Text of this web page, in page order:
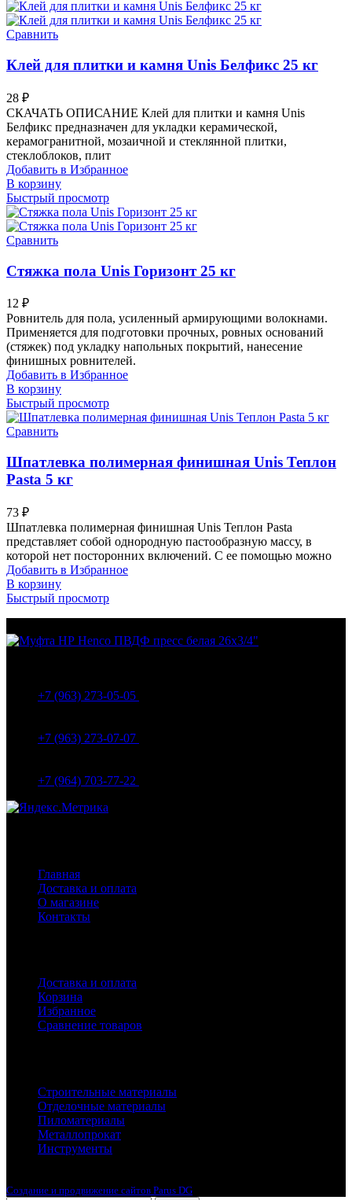
Сравнить
Клей для плитки и камня Unis Белфикс 25 кг
28 ₽
СКАЧАТЬ ОПИСАНИЕ Клей для плитки и камня Unis
Белфикс предназначен для укладки керамической,
керамогранитной, мозаичной и стеклянной плитки,
стеклоблоков, плит
Добавить в Избранное
В корзину
Быстрый просмотр
Сравнить
Стяжка пола Unis Горизонт 25 кг
12 ₽
Ровнитель для пола, усиленный армирующими волокнами.
Применяется для подготовки прочных, ровных оснований
(стяжек) под укладку напольных покрытий, нанесение
финишных ровнителей.
Добавить в Избранное
В корзину
Быстрый просмотр
Сравнить
Шпатлевка полимерная финишная Unis Теплон
Pasta 5 кг
73 ₽
Шпатлевка полимерная финишная Unis Теплон Pasta
представляет собой однородную пастообразную массу, в
которой нет посторонних включений. С ее помощью можно
Добавить в Избранное
В корзину
Быстрый просмотр
+7 (963) 273-05-05
+7 (963) 273-07-07
+7 (964) 703-77-22
Главная
Доставка и оплата
О магазине
Контакты
Доставка и оплата
Корзина
Избранное
Сравнение товаров
Строительные материалы
Отделочные материалы
Пиломатериалы
Металлопрокат
Инструменты
Создание и продвижение сайтов Parus DG